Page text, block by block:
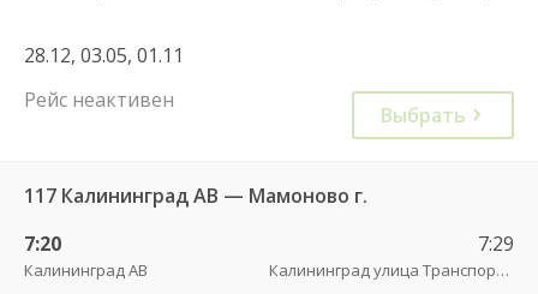
28.12, 03.05, 01.11
Рейс неактивен
Выбрать
117 Калининград АВ — Мамоново г.
7:20
Калининград АВ
7:29
Калининград улица Транспортая